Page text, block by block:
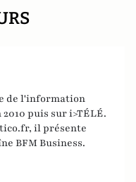
de l'information
puis sur i>TÉLÉ.
il présente
BFM Business.